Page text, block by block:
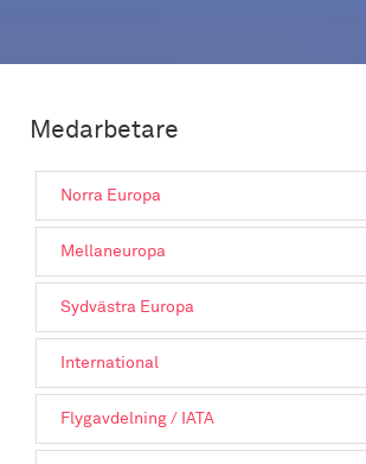
Medarbetare
Norra Europa
Mellaneuropa
Sydvästra Europa
International
Flygavdelning / IATA